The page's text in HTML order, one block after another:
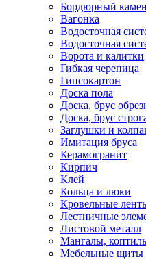
Бордюрный
Вагонка
Водосточная
Водосточная
Ворота и калитки
Гибкая черепица
Гипсокартон
Доска пола
Доска, брус
Доска, брус
Заглушки и
Имитация бруса
Керамогранит
Кирпич
Клей
Кольца и люки
Кровельные
Лестничные
Листовой металл
Мангалы,
Мебельные щиты